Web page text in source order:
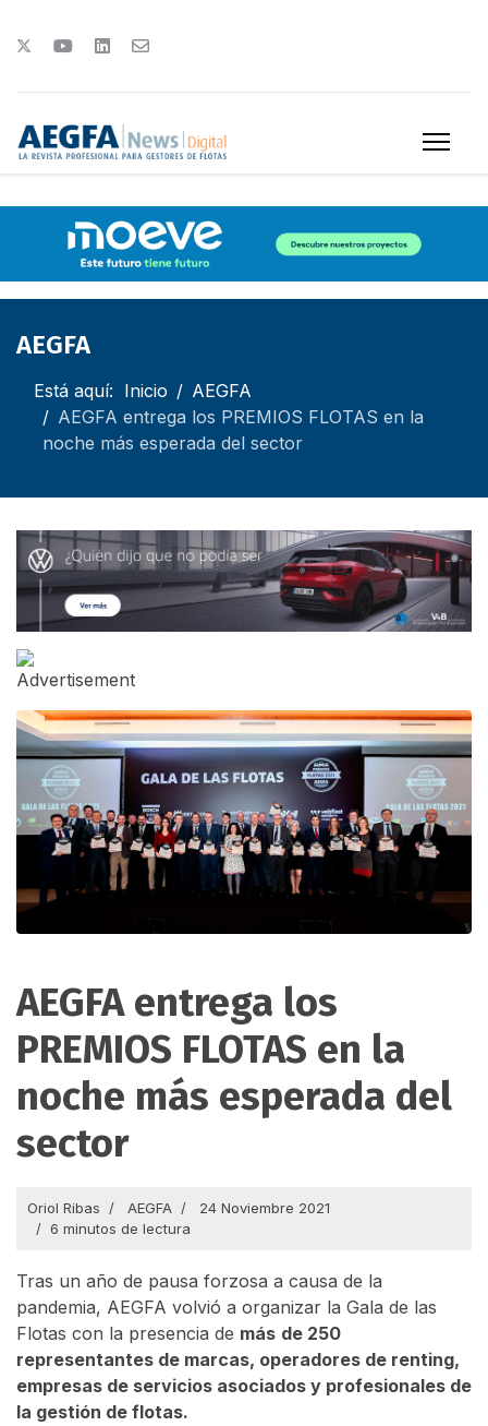
AEGFA
Está aquí: Inicio
AEGFA
AEGFA entrega los PREMIOS FLOTAS en la
noche más esperada del sector
AEGFA entrega los
PREMIOS FLOTAS en la
noche más esperada del
sector
Oriol Ribas AEGFA
24 Noviembre 2021
6 minutos de lectura
Tras un año de pausa forzosa a causa de la
pandemia, AEGFA volvió a organizar la Gala de las
Flotas con la presencia de más de 250
representantes de marcas, operadores de renting,
empresas de servicios asociados y profesionales de
la gestión de flotas.